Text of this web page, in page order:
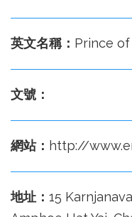
英文名稱： Prince of
文號：
網站： http://
地址： 15